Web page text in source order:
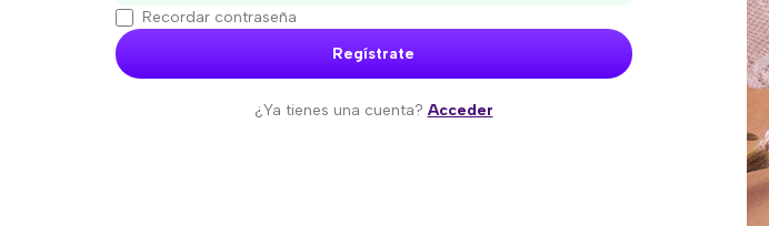
Recordar contraseña
Regístrate
¿Ya tienes una cuenta? Acceder